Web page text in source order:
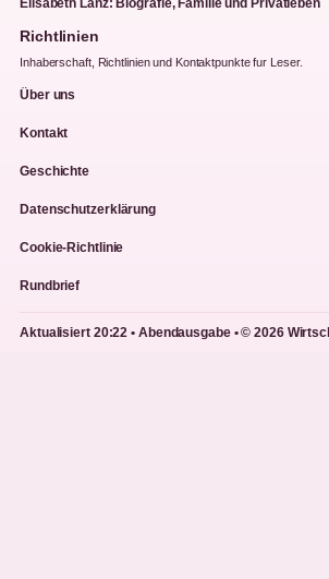
Elisabeth Lanz: Biografie, Familie und Privatleben
Richtlinien
Inhaberschaft, Richtlinien und Kontaktpunkte fur Leser.
Über uns
Kontakt
Geschichte
Datenschutzerklärung
Cookie-Richtlinie
Rundbrief
Aktualisiert 20:22 • Abendausgabe • © 2026